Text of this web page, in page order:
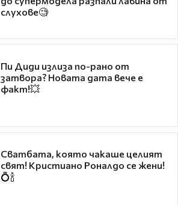
слухове🧐
Пи Диди излиза по-рано от
затвора? Новата дата вече е
факт!💥
Сватбата, която чакаше целият
свят! Кристиано Роналдо се жени!
💍🍾